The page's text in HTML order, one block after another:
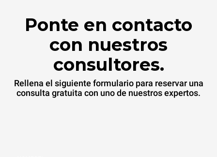
últimas pueden eliminarse
eligiendo comprar energía
fuentes
renovables.Greenhouse
Gas Protocol
Ponte en contacto
con nuestros
consultores.
Rellena el siguiente formulario para reservar una
consulta gratuita con uno de nuestros expertos.